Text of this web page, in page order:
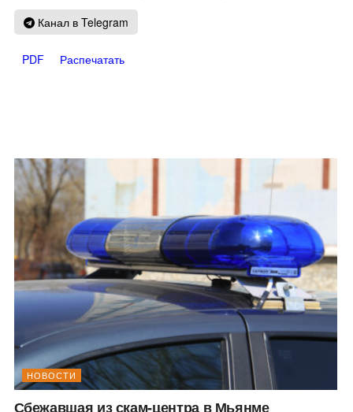
Канал в Telegram
PDF Распечатать
НОВОСТИ
Сбежавшая из скам-центра в Мьянме